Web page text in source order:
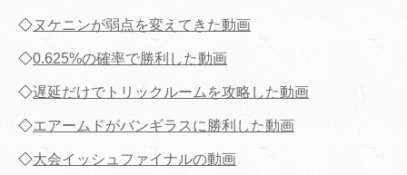
◇ヌケニンが弱点を変えてきた動画
◇0.625%の確率で勝利した動画
◇遅延だけでトリックルームを攻略した動画
◇エアームドがバンギラスに勝利した動画
◇大会イッシュファイナルの動画